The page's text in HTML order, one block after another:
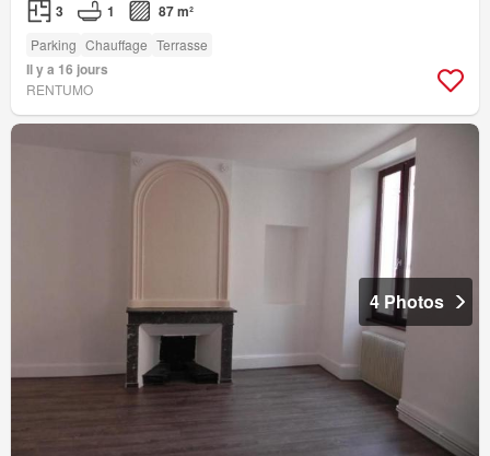
3 1 87 m²
Parking Chauffage Terrasse
Il y a 16 jours
RENTUMO
4 Photos